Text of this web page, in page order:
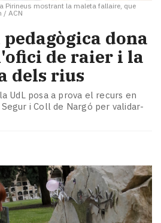
Pirineus mostrant la maleta fallaire, que
/ ACN
dona
de raier i la
dels rius
UdL posa a prova el recurs en
i Coll de Nargó per validar-